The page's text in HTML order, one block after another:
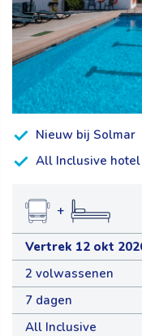
Nieuw bij Solmar
All Inclusive
+
Vertrek 12 okt
2 volwassenen
7 dagen
All Inclusive